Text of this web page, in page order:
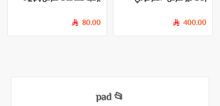
400.00
§
80.00
§
📂 pad